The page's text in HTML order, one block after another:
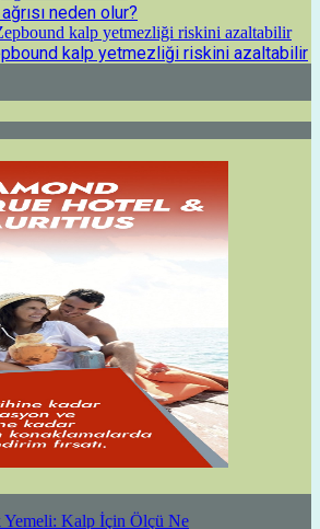
neden olur?
kalp yetmezliği riskini azaltabilir
Yemeli: Kalp İçin Ölçü Ne